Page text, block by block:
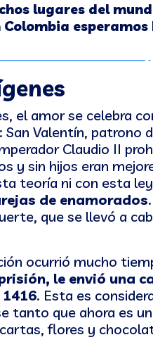
lugares del
el amor se celebra
Valentín, patrono
Claudio II
y sin hijos eran
teoría ni con esta
de enamorados
que se llevó a
ocurrió mucho
le envió una
. Esta es
tanto que ahora es
flores y